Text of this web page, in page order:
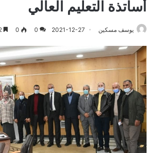
أساتذة التعليم العالي
يوسف مسكين 2021-12-27
0
0